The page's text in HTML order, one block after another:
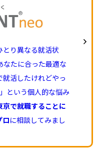
とり異なる就活状
なたに合った最適な
活したけれどやっ
という個人的な悩み
京で就職することに
ロに相談してみまし